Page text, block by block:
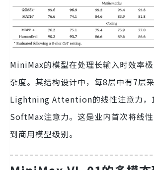
MiniMax的模型在处理长输入时效率
杂度。其结构设计中，每8层中有7层
Lightning Attention的线性注意力，
SoftMax注意力。这是业内首次将线
到商用模型级别。